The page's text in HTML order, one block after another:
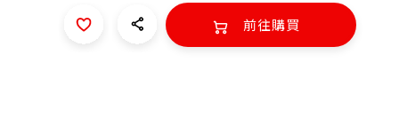
前往購買